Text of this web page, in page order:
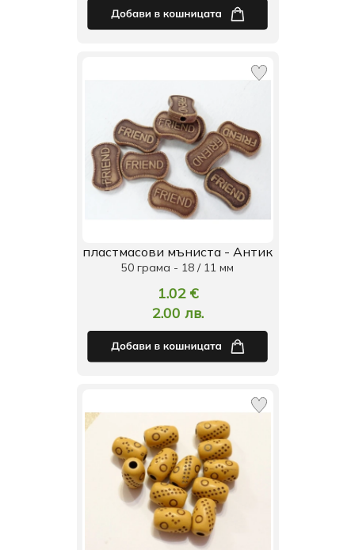
пластмасови мъниста - Антик
50 грама - 18 / 11 мм
1.02 €
2.00 лв.